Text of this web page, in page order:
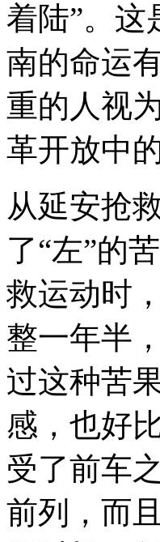
着陆”。这
南的命运
重的人视
革开放中
从延安抢
了“左”的
救运动时
整一年半
过这种苦
感，也好
受了前车
前列，而